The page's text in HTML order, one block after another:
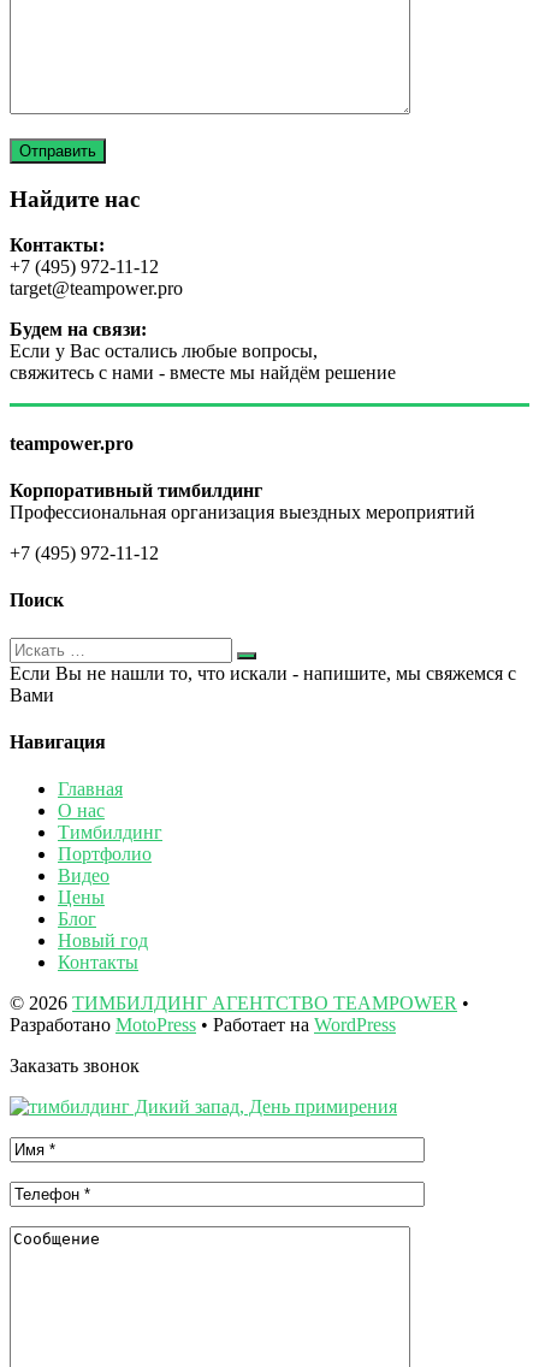
Найдите нас
Контакты:
+7 (495) 972-11-12
target@teampower.pro
Будем на связи:
Если у Вас остались любые вопросы,
свяжитесь с нами - вместе мы найдём решение
teampower.pro
Корпоративный тимбилдинг
Профессиональная организация выездных мероприятий
+7 (495) 972-11-12
Поиск
Если Вы не нашли то, что искали - напишите, мы свяжемся с
Вами
Навигация
Главная
О нас
Тимбилдинг
Портфолио
Видео
Цены
Блог
Новый год
Контакты
© 2026 ТИМБИЛДИНГ АГЕНТСТВО TEAMPOWER •
Разработано MotoPress • Работает на WordPress
Заказать звонок